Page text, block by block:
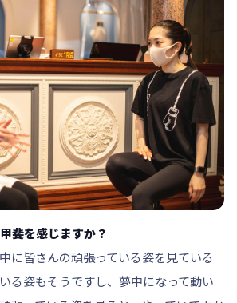
甲斐を感じますか？
に皆さんの頑張っている姿を見ている
る姿もそうですし、夢中になって動い